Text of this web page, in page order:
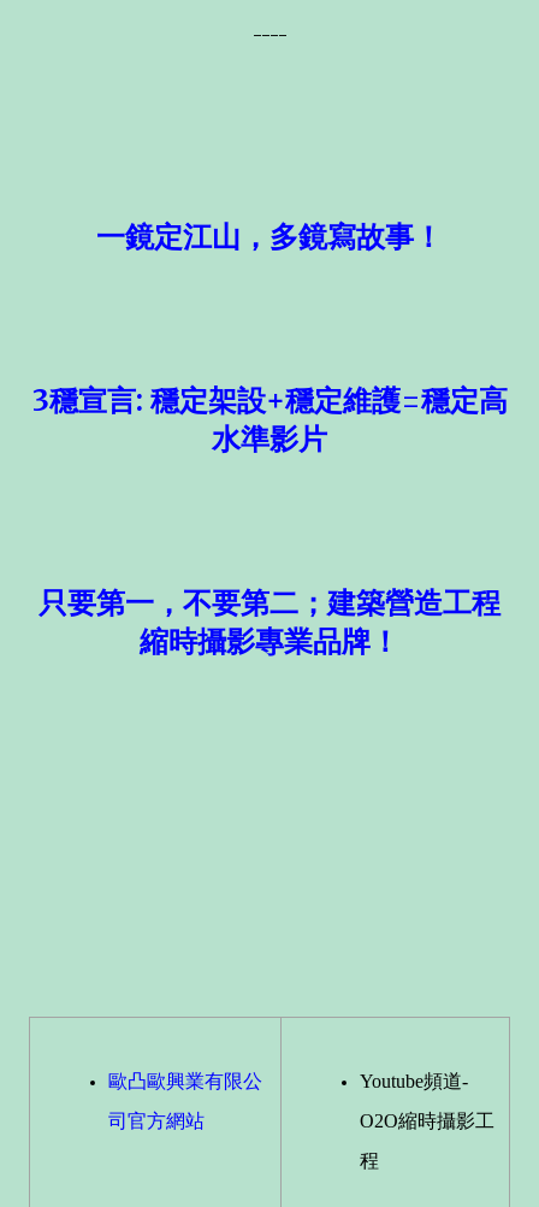
----
一鏡定江山，多鏡寫故事！
3穩宣言: 穩定架設+穩定維護=穩定高
水準影片
只要第一，不要第二；建築營造工程
縮時攝影專業品牌！
歐凸歐興業有限公
司官方網站
Youtube頻道-
O2O縮時攝影工
程